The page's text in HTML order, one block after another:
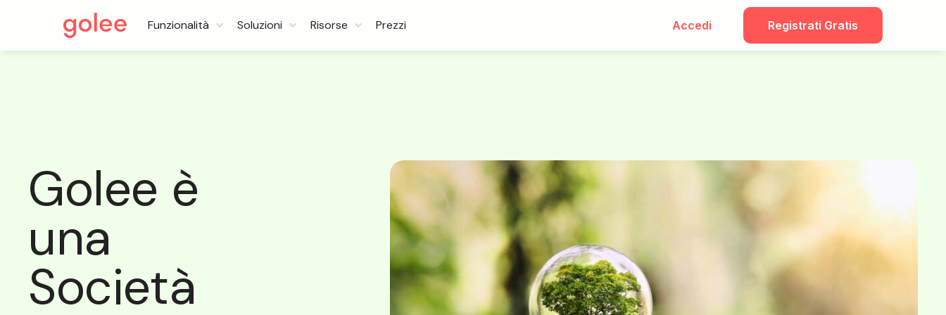
Funzionalità Soluzioni Risorse Prezzi Accedi Registrati Gratis
Golee è
una
Società